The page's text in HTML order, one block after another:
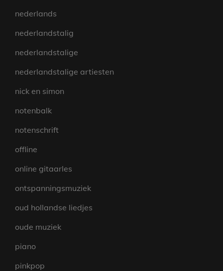
nederlands
nederlandstalig
nederlandstalige
nederlandstalige artiesten
nick en simon
notenbalk
notenschrift
offline
online gitaarles
ontspanningsmuziek
oud hollandse liedjes
oude muziek
piano
pinkpop